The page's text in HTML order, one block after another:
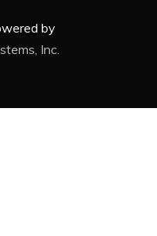
by
Inc.